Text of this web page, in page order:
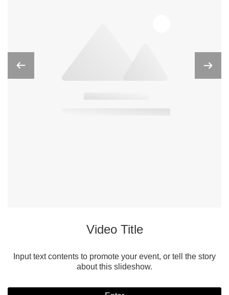
Video Title
Input text contents to promote your event, or tell the story
about this slideshow.